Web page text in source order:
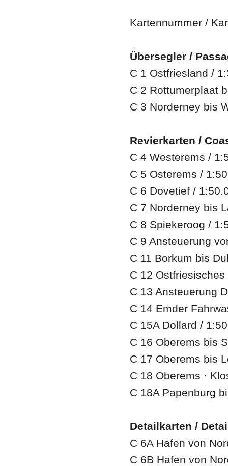
Kartennummer /
Übersegler /
C 1 Ostfriesland /
C 2 Rottumerplaat
C 3 Norderney bis
Revierkarten /
C 4 Westerems /
C 5 Osterems /
C 6 Dovetief /
C 7 Norderney bis
C 8 Spiekeroog /
C 9 Ansteuerung
C 11 Borkum bis
C 12
C 13 Ansteuerung
C 14 Emder
C 15A Dollard /
C 16 Oberems bis
C 17 Oberems bis
C 18 Oberems ·
C 18A Papenburg
Detailkarten /
C 6A Hafen von
C 6B Hafen von